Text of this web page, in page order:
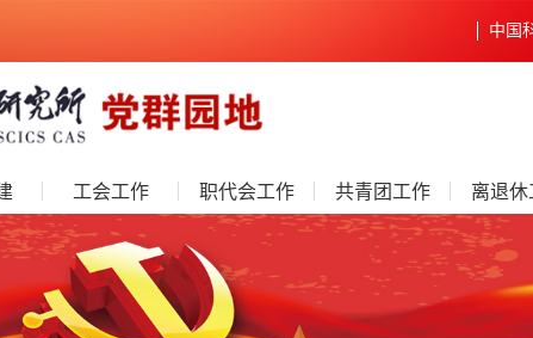
中国
工会工作 职代会工作 共青团工作 离退休